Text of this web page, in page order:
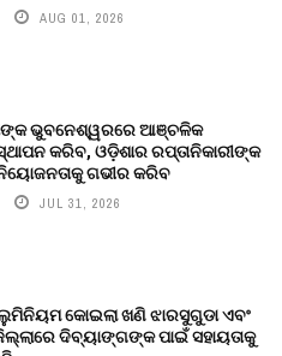
AUG 01, 2026
ଭୁବନେଶ୍ୱରରେ ଆଞ୍ଚଳିକ
କରିବ, ଓଡ଼ିଶାର ରପ୍ତାନିକାରୀଙ୍କ
ଗଭୀର କରିବ
JUL 31, 2026
କୋଇଲା ଖଣି ଝାରସୁଗୁଡା ଏବଂ
ଦିବ୍ୟାଙ୍ଗଙ୍କ ପାଇଁ ସହାୟତାକୁ